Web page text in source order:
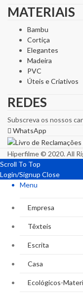
MATERIAIS
Bambu
Cortiça
Elegantes
Madeira
PVC
Úteis e Criativos
REDES
Subscreva os nossos
WhatsApp
Hiperfilme © 2020. All
Scroll To Top
Login/Signup Close
Menu
Empresa
Têxteis
Escrita
Casa
Ecológicos-